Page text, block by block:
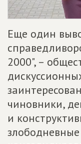
Еще один
2000", –
чиновники,
и